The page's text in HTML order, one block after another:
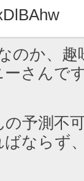
のか、
さんで
予測不
ならず